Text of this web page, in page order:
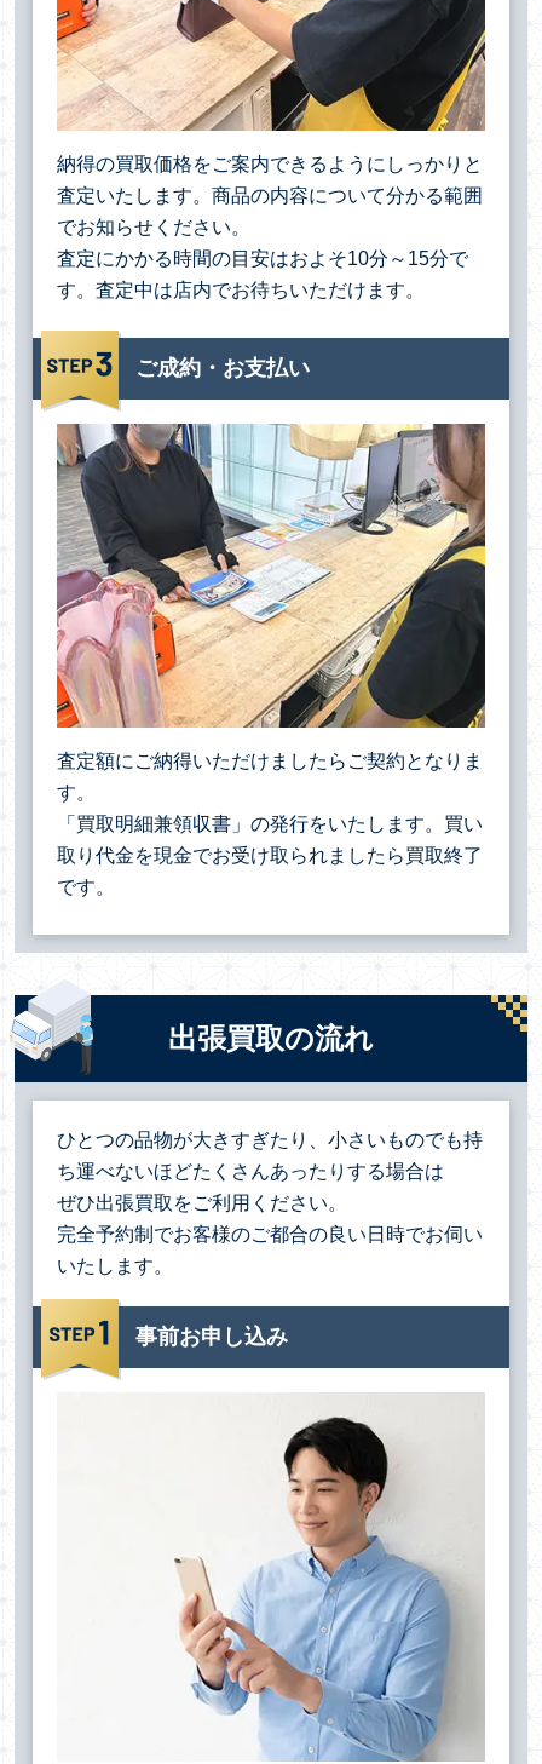
納得の買取価格をご案内できるようにしっかりと
査定いたします。商品の内容について分かる範囲
でお知らせください。
査定にかかる時間の目安はおよそ10分～15分で
す。査定中は店内でお待ちいただけます。
ご成約・お支払い
査定額にご納得いただけましたらご契約となりま
す。
「買取明細兼領収書」の発行をいたします。買い
取り代金を現金でお受け取られましたら買取終了
です。
出張買取の流れ
ひとつの品物が大きすぎたり、小さいものでも持
ち運べないほどたくさんあったりする場合は
ぜひ出張買取をご利用ください。
完全予約制でお客様のご都合の良い日時でお伺い
いたします。
事前お申し込み